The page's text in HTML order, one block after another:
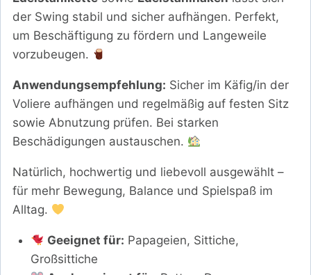
der Swing stabil und sicher aufhängen. Perfekt,
um Beschäftigung zu fördern und Langeweile
vorzubeugen.
Anwendungsempfehlung: Sicher im Käfig/in der
Voliere aufhängen und regelmäßig auf festen Sitz
sowie Abnutzung prüfen. Bei starken
Beschädigungen austauschen.
Natürlich, hochwertig und liebevoll ausgewählt –
für mehr Bewegung, Balance und Spielspaß im
Alltag.
Geeignet für: Papageien, Sittiche,
Großsittiche